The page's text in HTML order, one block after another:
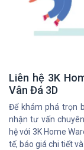
Liên hệ 3K
Vân Đá 3D
Để khám phá trọn
nhận tư vấn
hệ với 3K Home
tế, báo giá chi tiết